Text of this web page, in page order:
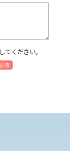
てください。
須